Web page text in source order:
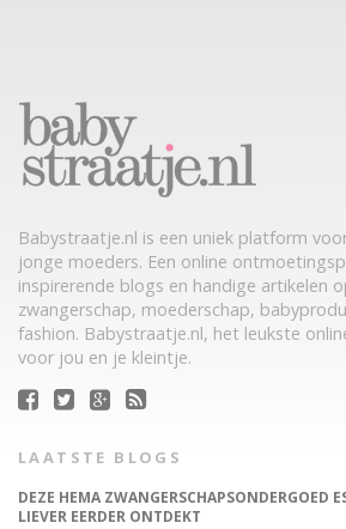
Babystraatje.nl is een uniek platform
jonge moeders. Een online
inspirerende blogs en handige artikelen
zwangerschap, moederschap,
fashion. Babystraatje.nl, het leukste
voor jou en je kleintje.
LAATSTE BLOGS
DEZE HEMA ZWANGERSCHAPSONDERGOED
LIEVER EERDER ONTDEKT